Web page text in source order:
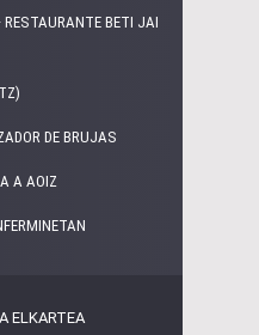
RESTAURANTE BETI JAI
DE BRUJAS
A AOIZ
ELKARTEA